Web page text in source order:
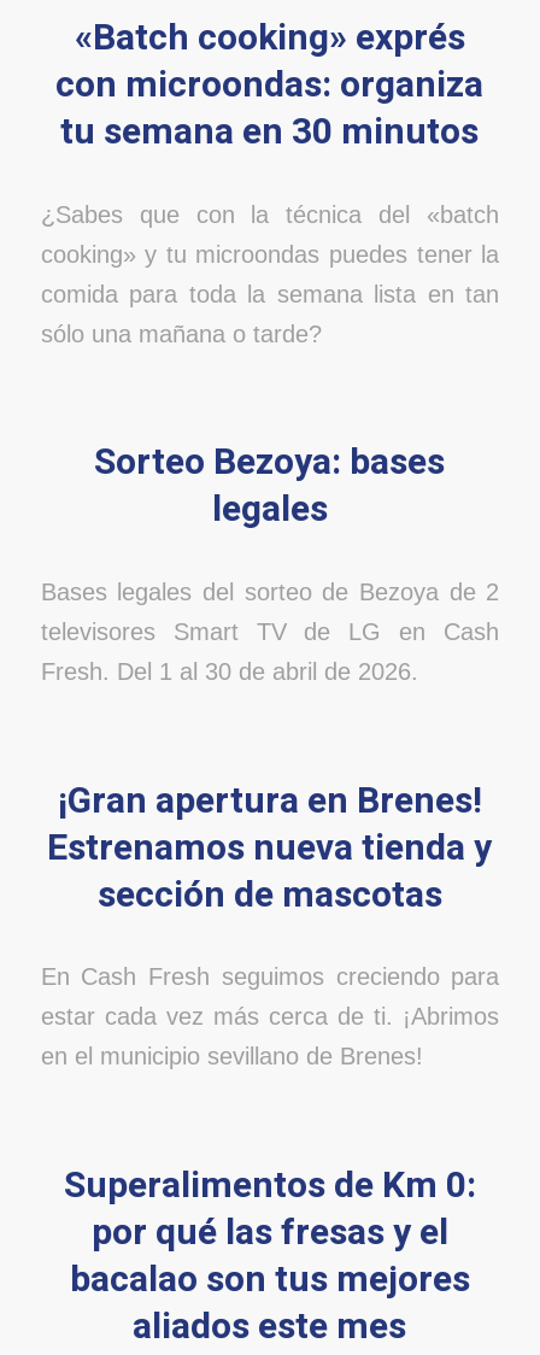
«Batch cooking» exprés
con microondas: organiza
tu semana en 30 minutos
¿Sabes que con la técnica del «batch
cooking» y tu microondas puedes tener la
comida para toda la semana lista en tan
sólo una mañana o tarde?
Sorteo Bezoya: bases
legales
Bases legales del sorteo de Bezoya de 2
televisores Smart TV de LG en Cash
Fresh. Del 1 al 30 de abril de 2026.
¡Gran apertura en Brenes!
Estrenamos nueva tienda y
sección de mascotas
En Cash Fresh seguimos creciendo para
estar cada vez más cerca de ti. ¡Abrimos
en el municipio sevillano de Brenes!
Superalimentos de Km 0:
por qué las fresas y el
bacalao son tus mejores
aliados este mes